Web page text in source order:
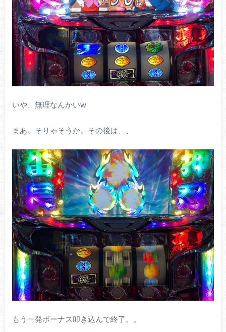
いや、無理なんかいw
まあ、そりゃそうか。その後は、、
もう一発ボーナス叩き込んで終了。。